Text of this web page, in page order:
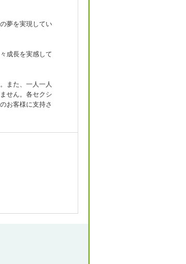
夢を実現してい
成長を実感して
また、一人一人
せん。各セクシ
お客様に支持さ